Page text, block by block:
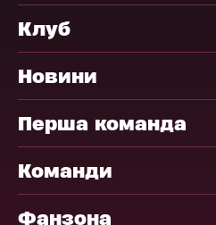
Клуб
Новини
Перша команда
Команди
Фанзона